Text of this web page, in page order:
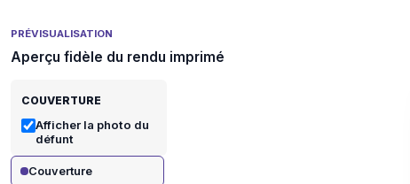
PRÉVISUALISATION
Aperçu fidèle du rendu imprimé
COUVERTURE
Afficher la photo du
défunt
Couverture